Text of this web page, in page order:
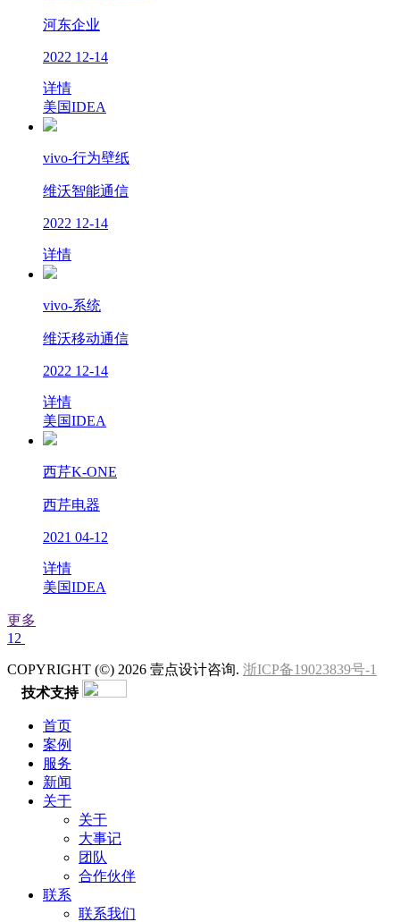
河东企业
2022 12-14
详情
美国IDEA
vivo-行为壁纸
维沃智能通信
2022 12-14
详情
vivo-系统
维沃移动通信
2022 12-14
详情
美国IDEA
西芹K-ONE
西芹电器
2021 04-12
详情
美国IDEA
更多
1 2
COPYRIGHT (©) 2026 壹点设计咨询. 浙ICP备19023839号-1
技术支持
首页
案例
服务
新闻
关于
关于
大事记
团队
合作伙伴
联系
联系我们